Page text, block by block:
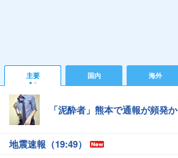
主要 国内 海外
「泥酔者」熊本で通報が頻発か
地震速報（19:49）